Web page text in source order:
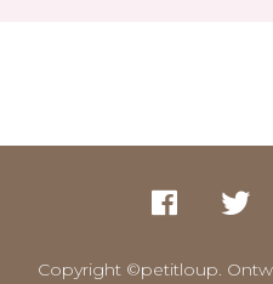
Copyright ©petitloup.